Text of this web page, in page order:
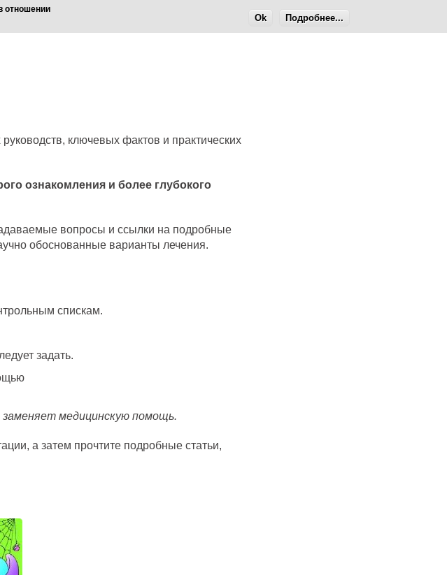
отношении
Ok Подробнее...
ключевых фактов и практических
ознакомления и более глубокого
вопросы и ссылки на подробные
обоснованные варианты лечения.
спискам.
задать.
медицинскую помощь.
а затем прочтите подробные статьи,